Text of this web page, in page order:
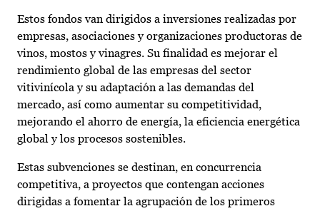
Estos fondos van dirigidos a inversiones realizadas por
empresas, asociaciones y organizaciones productoras de
vinos, mostos y vinagres. Su finalidad es mejorar el
rendimiento global de las empresas del sector
vitivinícola y su adaptación a las demandas del
mercado, así como aumentar su competitividad,
mejorando el ahorro de energía, la eficiencia energética
global y los procesos sostenibles.
Estas subvenciones se destinan, en concurrencia
competitiva, a proyectos que contengan acciones
dirigidas a fomentar la agrupación de los primeros